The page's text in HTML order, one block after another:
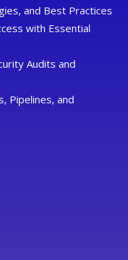
and Best Practices
with Essential
Audits and
Pipelines, and